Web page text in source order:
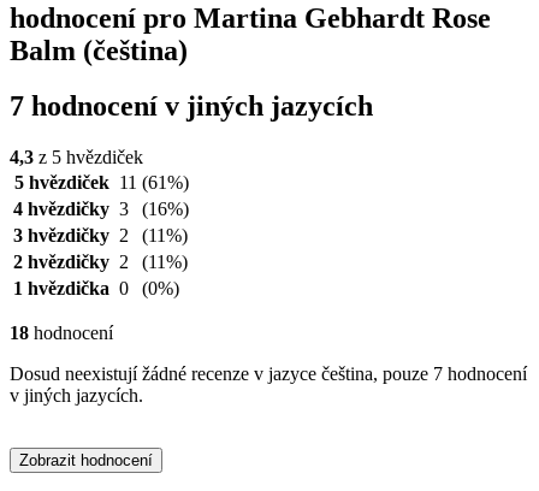
hodnocení pro Martina Gebhardt Rose
Balm (čeština)
7 hodnocení v jiných jazycích
4,3 z 5 hvězdiček
5 hvězdiček 11 (61%)
4 hvězdičky 3
(16%)
3 hvězdičky 2
(11%)
2 hvězdičky 2
(11%)
1 hvězdička 0 (0%)
18 hodnocení
Dosud neexistují žádné recenze v jazyce čeština, pouze 7 hodnocení
v jiných jazycích.
Zobrazit hodnocení